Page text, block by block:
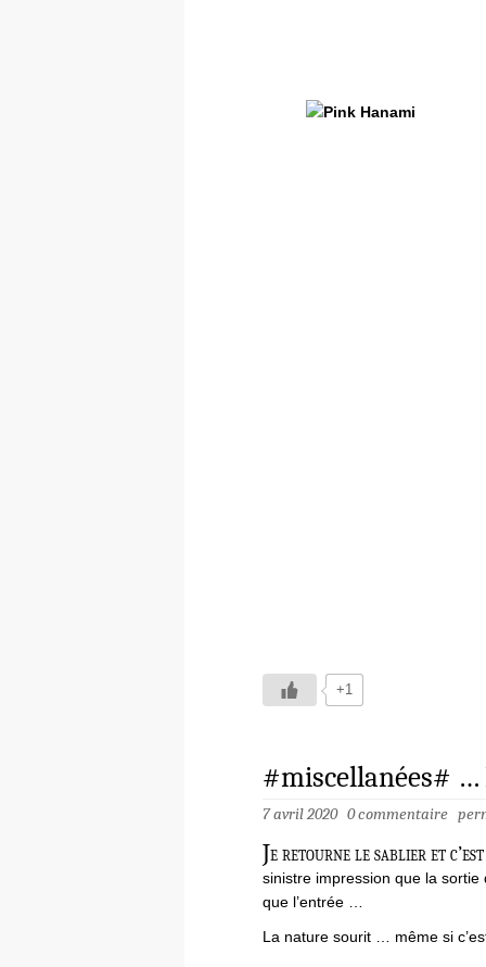
+1
#miscellanées# …
7 avril 2020 0 commentaire
Je retourne le sablier et
sinistre impression que la
que l’entrée …
La nature sourit … même si